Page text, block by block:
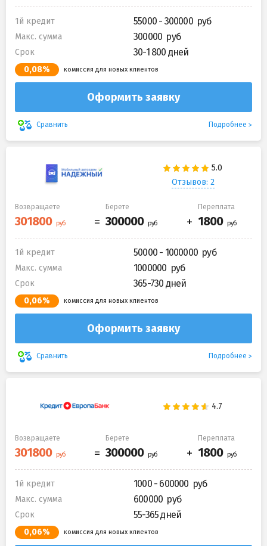
1й кредит 55000 - 300000
Макс. сумма 300000
Срок 30-1 800 дней
0,08% комиссия для новых клиентов
Оформить заявку
Сравнить Подробнее
Отзывов: 2
Возвращаете Берете Переплата
1й кредит 50000 - 1000000
Макс. сумма 1000000
Срок 365-730 дней
0,06% комиссия для новых клиентов
Оформить заявку
Сравнить Подробнее
Возвращаете Берете Переплата
1й кредит 1000 - 600000
Макс. сумма 600000
Срок 55-365 дней
0,06% комиссия для новых клиентов